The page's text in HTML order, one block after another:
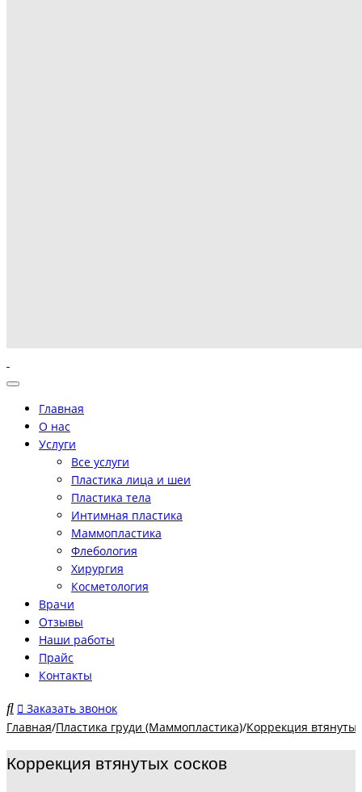
Главная
О нас
Услуги
Все услуги
Пластика лица и шеи
Пластика тела
Интимная пластика
Маммопластика
Флебология
Хирургия
Косметология
Врачи
Отзывы
Наши работы
Прайс
Контакты
Заказать звонок
Главная/Пластика груди (Маммопластика)/Коррекция
Коррекция втянутых сосков